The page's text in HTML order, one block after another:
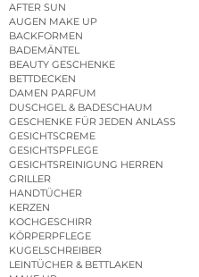
AFTER SUN
AUGEN MAKE UP
BACKFORMEN
BADEMÄNTEL
BEAUTY GESCHENKE
BETTDECKEN
DAMEN PARFUM
DUSCHGEL & BADESCHAUM
GESCHENKE FÜR JEDEN ANLASS
GESICHTSCREME
GESICHTSPFLEGE
GESICHTSREINIGUNG HERREN
GRILLER
HANDTÜCHER
KERZEN
KOCHGESCHIRR
KÖRPERPFLEGE
KUGELSCHREIBER
LEINTÜCHER & BETTLAKEN